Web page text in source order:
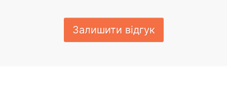
Залишити відгук